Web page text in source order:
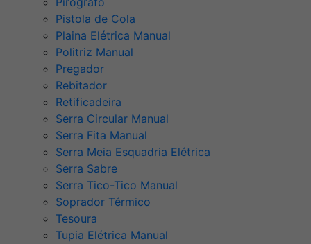
Pistola de Cola
Plaina Elétrica Manual
Politriz Manual
Pregador
Rebitador
Retificadeira
Serra Circular Manual
Serra Fita Manual
Serra Meia Esquadria Elétrica
Serra Sabre
Serra Tico-Tico Manual
Soprador Térmico
Tesoura
Tupia Elétrica Manual